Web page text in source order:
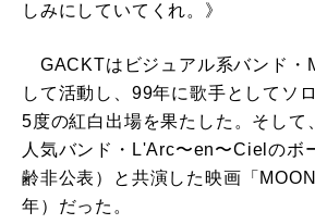
しみにしていてくれ。》
GACKTはビジュアル系バンド・
して活動し、99年に歌手としてソ
5度の紅白出場を果たした。そして
人気バンド・L'Arc〜en〜Cielのボ
齢非公表）と共演した映画「
年）だった。